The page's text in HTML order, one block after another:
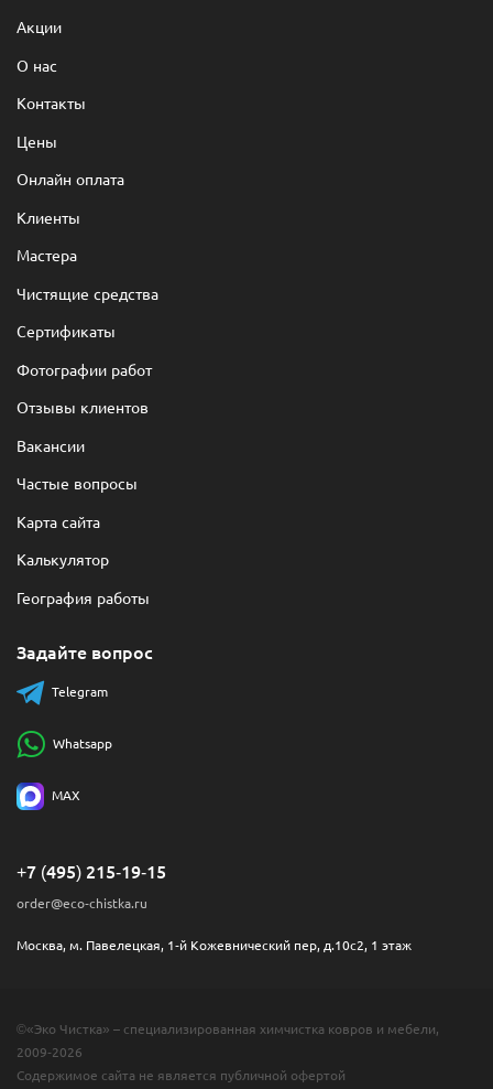
Акции
О нас
Контакты
Цены
Онлайн оплата
Клиенты
Мастера
Чистящие средства
Сертификаты
Фотографии работ
Отзывы клиентов
Вакансии
Частые вопросы
Карта сайта
Калькулятор
География работы
Задайте вопрос
Telegram
Whatsapp
MAX
+7 (495) 215-19-15
order@eco-chistka.ru
Москва, м. Павелецкая, 1-й Кожевнический пер, д.10с2, 1 этаж
©«Эко Чистка» – специализированная химчистка ковров и мебели,
2009-2026
Содержимое сайта не является публичной офертой